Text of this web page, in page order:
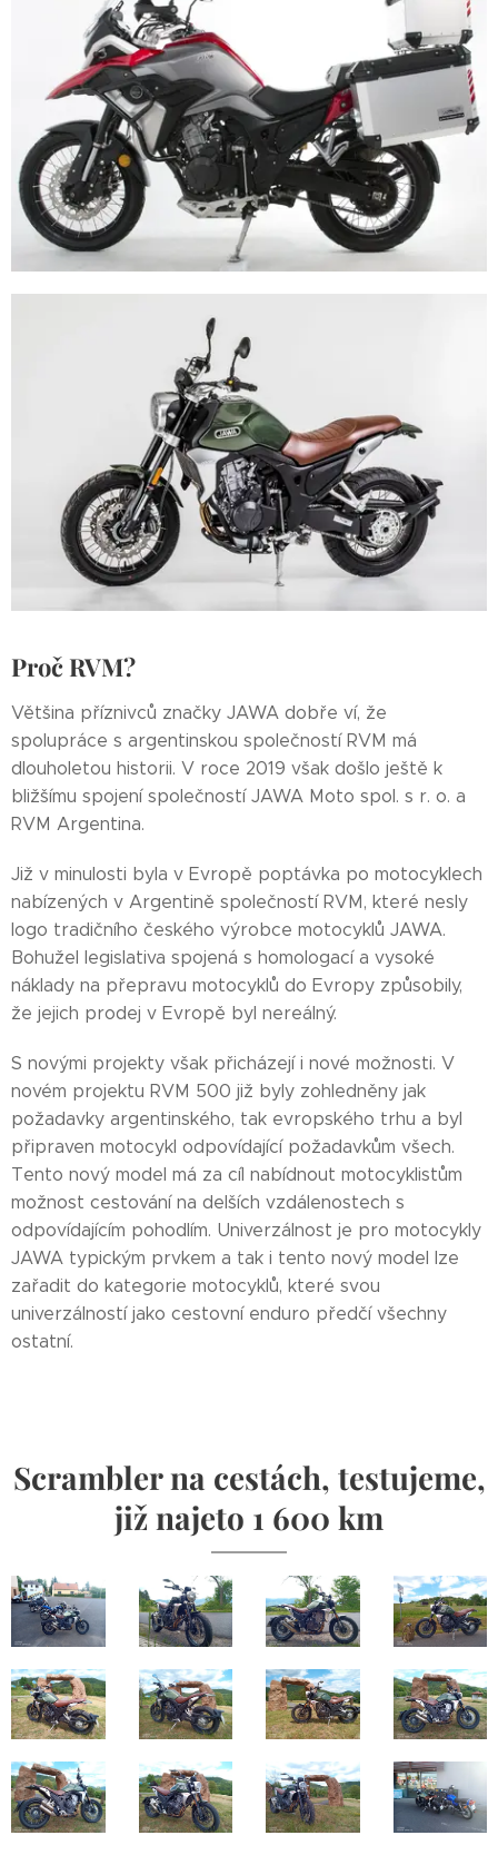
Proč RVM?
Většina příznivců značky JAWA dobře ví, že
spolupráce s argentinskou společností RVM má
dlouholetou historii. V roce 2019 však došlo ještě k
bližšímu spojení společností JAWA Moto spol. s r. o. a
RVM Argentina.
Již v minulosti byla v Evropě poptávka po motocyklech
nabízených v Argentině společností RVM, které nesly
logo tradičního českého výrobce motocyklů JAWA.
Bohužel legislativa spojená s homologací a vysoké
náklady na přepravu motocyklů do Evropy způsobily,
že jejich prodej v Evropě byl nereálný.
S novými projekty však přicházejí i nové možnosti. V
novém projektu RVM 500 již byly zohledněny jak
požadavky argentinského, tak evropského trhu a byl
připraven motocykl odpovídající požadavkům všech.
Tento nový model má za cíl nabídnout motocyklistům
možnost cestování na delších vzdálenostech s
odpovídajícím pohodlím. Univerzálnost je pro motocykly
JAWA typickým prvkem a tak i tento nový model lze
zařadit do kategorie motocyklů, které svou
univerzálností jako cestovní enduro předčí všechny
ostatní.
Scrambler na cestách, testujeme,
již najeto 1 600 km